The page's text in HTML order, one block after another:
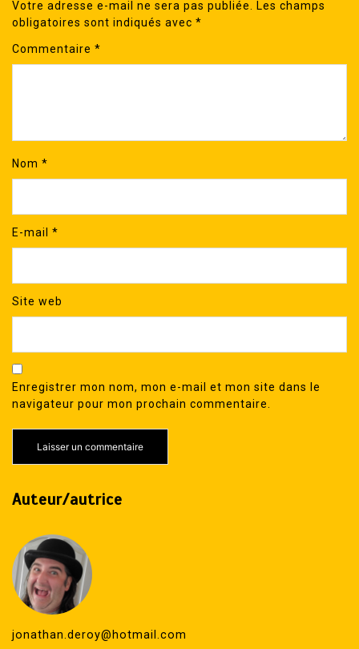
Votre adresse e-mail ne sera pas publiée.
Les champs
obligatoires sont indiqués avec *
Commentaire *
Nom *
E-mail *
Site web
Enregistrer mon nom, mon e-mail et mon site dans le
navigateur pour mon prochain commentaire.
Auteur/autrice
jonathan.deroy@hotmail.com